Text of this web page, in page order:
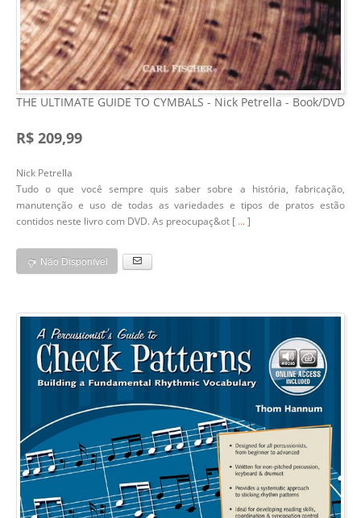
THE ULTIMATE GUIDE TO CYMBALS - Nick Petrella - Book/DVD
R$ 209,99
Nick Petrella
Tudo o que você sempre quis saber sobre a história, fabricação,
manutenção e uso de todas as variedades e tipos de pratos estão
contidos neste livro com DVD. As preocupaç&ot [ ...]
Não Disponível